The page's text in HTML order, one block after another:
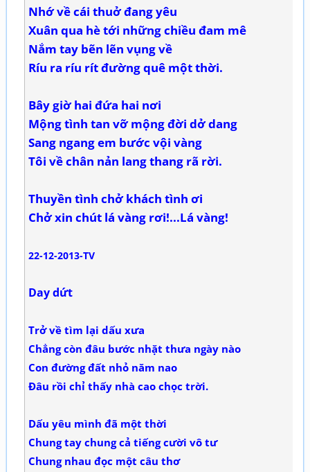
Nhớ về cái thuở đang yêu
Xuân qua hè tới những chiều đam mê
Nắm tay bẽn lẽn vụng về
Ríu ra ríu rít đường quê một thời.
Bây giờ hai đứa hai nơi
Mộng tình tan vỡ mộng đời dở dang
Sang ngang em bước vội vàng
Tôi về chân nản lang thang rã rời.
Thuyền tình chở khách tình ơi
Chở xin chút lá vàng rơi!...Lá vàng!
22-12-2013-TV
Day dứt
Trở về tìm lại dấu xưa
Chẳng còn đâu bước nhặt thưa ngày nào
Con đường đất nhỏ năm nao
Đâu rồi chỉ thấy nhà cao chọc trời.
Dấu yêu mình đã một thời
Chung tay chung cả tiếng cười vô tư
Chung nhau đọc một câu thơ